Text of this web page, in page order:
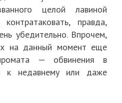
целой лавиной
правда,
убедительно. Впрочем,
на данный момент еще
— обвинения в
к недавнему или даже